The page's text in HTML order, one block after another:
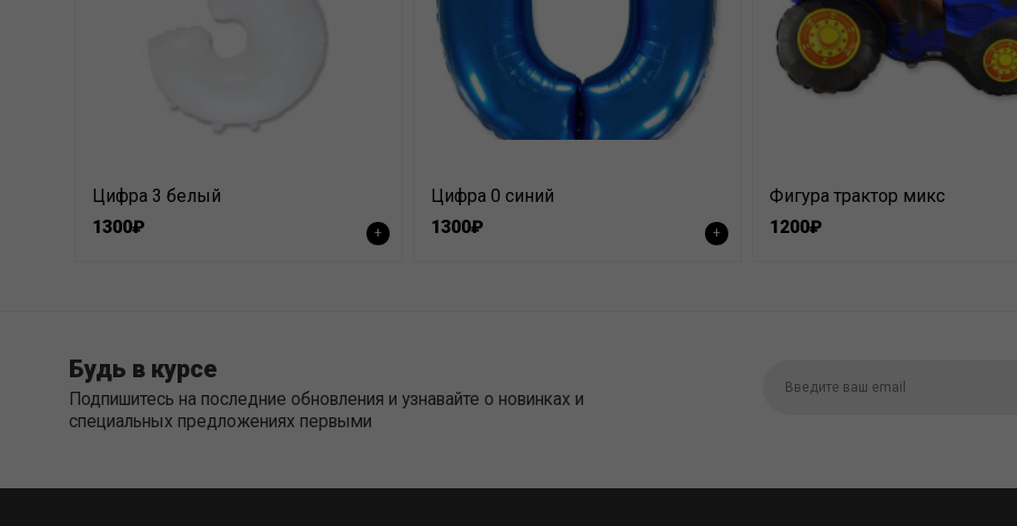
Цифра 3 белый
1300₽
+
Цифра 0 синий
1300₽
+
Фигура трактор микс
1200₽
Будь в курсе
Подпишитесь на последние обновления и узнавайте о новинках и
специальных предложениях первыми